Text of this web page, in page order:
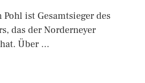
ist Gesamtsieger des
das der Norderneyer
Über …